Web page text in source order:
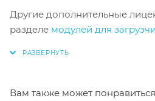
Другие дополнительные
разделе модулей для
Вам также может понравиться